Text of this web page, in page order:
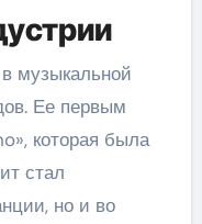
музыкальной
Ее первым
которая была
стал
но и во